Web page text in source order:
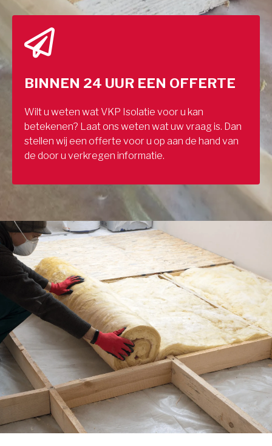
BINNEN 24 UUR EEN OFFERTE
Wilt u weten wat VKP Isolatie voor u kan
betekenen? Laat ons weten wat uw vraag is. Dan
stellen wij een offerte voor u op aan de hand van
de door u verkregen informatie.